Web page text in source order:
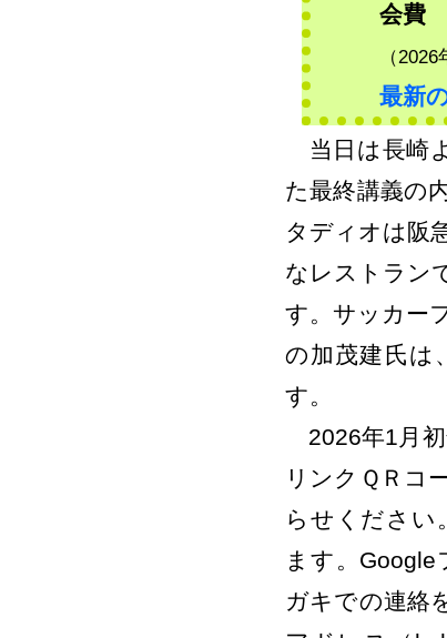
会費
（
最新
当日は長崎
た最終講義の
タディオは阪
なレストラン
す。サッカー
の加茂建氏は
す。
2026年1月初
リンクＱＲコ
らせください
ます。
ガキでの連絡